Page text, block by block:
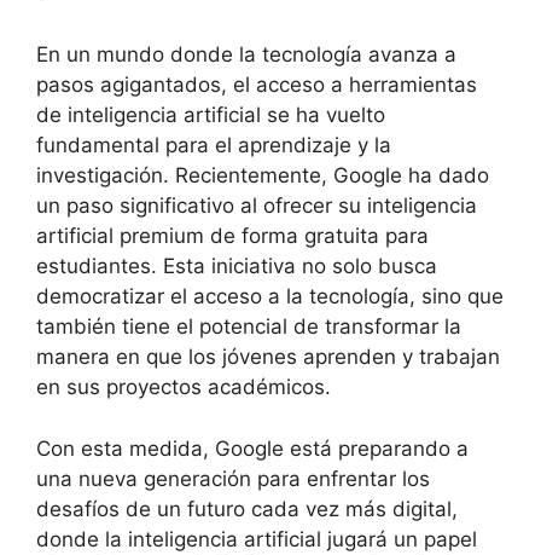
En un mundo donde la tecnología avanza a
pasos agigantados, el acceso a herramientas
de inteligencia artificial se ha vuelto
fundamental para el aprendizaje y la
investigación. Recientemente, Google ha dado
un paso significativo al ofrecer su inteligencia
artificial premium de forma gratuita para
estudiantes. Esta iniciativa no solo busca
democratizar el acceso a la tecnología, sino que
también tiene el potencial de transformar la
manera en que los jóvenes aprenden y trabajan
en sus proyectos académicos.
Con esta medida, Google está preparando a
una nueva generación para enfrentar los
desafíos de un futuro cada vez más digital,
donde la inteligencia artificial jugará un papel